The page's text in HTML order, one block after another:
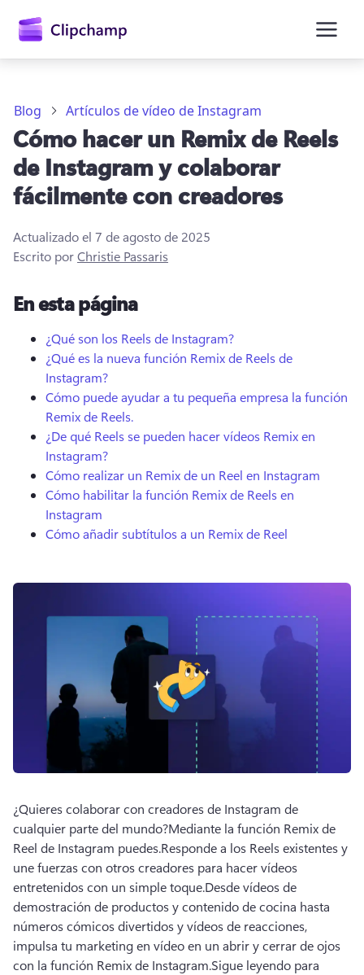
principal
Probar gratis
Blog Artículos de vídeo de Instagram
Cómo hacer un Remix de Reels
de Instagram y colaborar
fácilmente con creadores
Actualizado el 7 de agosto de 2025
Escrito porChristie Passaris
En esta página
¿Qué son los Reels de Instagram?
¿Qué es la nueva función Remix de Reels de
Instagram?
Cómo puede ayudar a tu pequeña empresa la función
Remix de Reels.
¿De qué Reels se pueden hacer vídeos Remix en
Instagram?
Cómo realizar un Remix de un Reel en Instagram
Cómo habilitar la función Remix de Reels en
Instagram
Cómo añadir subtítulos a un Remix de Reel
¿Quieres colaborar con creadores de Instagram de
cualquier parte del mundo?Mediante la función Remix de
Reel de Instagram puedes.Responde a los Reels existentes y
une fuerzas con otros creadores para hacer vídeos
entretenidos con un simple toque.Desde vídeos de
demostración de productos y contenido de cocina hasta
números cómicos divertidos y vídeos de reacciones,
impulsa tu marketing en vídeo en un abrir y cerrar de ojos
con la función Remix de Instagram.Sigue leyendo para